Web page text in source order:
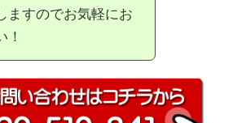
ますのでお気軽にお
！